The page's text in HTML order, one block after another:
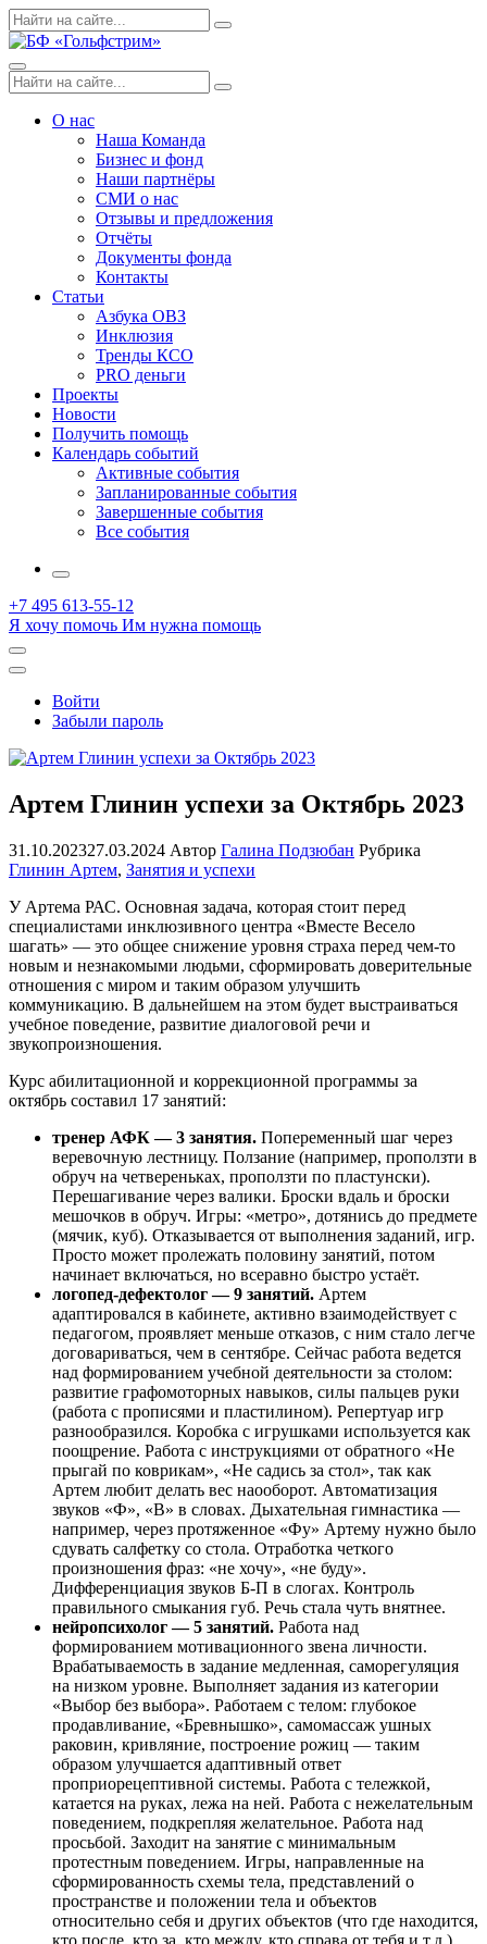
Skip
to
Поиск
по:
Search
Menu
Поиск
по:
Search
О нас
Наша Команда
Бизнес и фонд
Наши партнёры
СМИ о нас
Отзывы и предложения
Отчёты
Документы фонда
Контакты
Статьи
Азбука ОВЗ
Инклюзия
Тренды КСО
PRO деньги
Проекты
Новости
Получить помощь
Календарь событий
Активные события
Запланированные события
Завершенные события
Все события
More
+7 495 613-55-12
Я хочу помочь Им нужна помощь
Открыть
поиск
Профиль
Войти
Забыли пароль
Артем Глинин успехи за Октябрь 2023
31.10.202327.03.2024 Автор Галина Подзюбан Рубрика
Глинин Артем, Занятия и успехи
У Артема РАС. Основная задача, которая стоит перед
специалистами инклюзивного центра «Вместе Весело
шагать» — это общее снижение уровня страха перед чем-то
новым и незнакомыми людьми, сформировать доверительные
отношения с миром и таким образом улучшить
коммуникацию. В дальнейшем на этом будет выстраиваться
учебное поведение, развитие диалоговой речи и
звукопроизношения.
Курс абилитационной и коррекционной программы за
октябрь составил 17 занятий:
тренер АФК — 3 занятия. Попеременный шаг через
веревочную лестницу. Ползание (например, проползти в
обруч на четвереньках, проползти по пластунски).
Перешагивание через валики. Броски вдаль и броски
мешочков в обруч. Игры: «метро», дотянись до предмете
(мячик, куб). Отказывается от выполнения заданий, игр.
Просто может пролежать половину занятий, потом
начинает включаться, но всеравно быстро устаёт.
логопед-дефектолог — 9 занятий. Артем
адаптировался в кабинете, активно взаимодействует с
педагогом, проявляет меньше отказов, с ним стало легче
договариваться, чем в сентябре. Сейчас работа ведется
над формированием учебной деятельности за столом:
развитие графомоторных навыков, силы пальцев руки
(работа с прописями и пластилином). Репертуар игр
разнообразился. Коробка с игрушками используется как
поощрение. Работа с инструкциями от обратного «Не
прыгай по коврикам», «Не садись за стол», так как
Артем любит делать вес наооборот. Автоматизация
звуков «Ф», «В» в словах. Дыхательная гимнастика —
например, через протяженное «Фу» Артему нужно было
сдувать салфетку со стола. Отработка четкого
произношения фраз: «не хочу», «не буду».
Дифференциация звуков Б-П в слогах. Контроль
правильного смыкания губ. Речь стала чуть внятнее.
нейропсихолог — 5 занятий. Работа над
формированием мотивационного звена личности.
Врабатываемость в задание медленная, саморегуляция
на низком уровне. Выполняет задания из категории
«Выбор без выбора». Работаем с телом: глубокое
продавливание, «Бревнышко», самомассаж ушных
раковин, кривляние, построение рожиц — таким
образом улучшается адаптивный ответ
проприорецептивной системы. Работа с тележкой,
катается на руках, лежа на ней. Работа с нежелательным
поведением, подкрепляя желательное. Работа над
просьбой. Заходит на занятие с минимальным
протестным поведением. Игры, направленные на
сформированность схемы тела, представлений о
пространстве и положении тела и объектов
относительно себя и других объектов (что где находится,
кто после, кто за, кто между, кто справа от тебя и т.д.).